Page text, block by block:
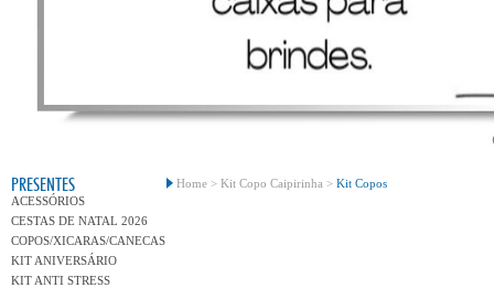
PRESENTES
ACESSÓRIOS
CESTAS DE NATAL 2026
COPOS/XICARAS/CANECAS
KIT ANIVERSÁRIO
KIT ANTI STRESS
Home > Kit Copo Caipirinha > Kit Copos